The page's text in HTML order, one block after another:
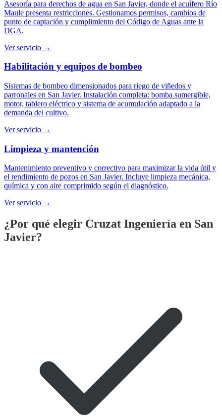
Asesoría para derechos de agua en San Javier, donde el acuífero Río
Maule presenta restricciones. Gestionamos permisos, cambios de
punto de captación y cumplimiento del Código de Aguas ante la
DGA.
Ver servicio →
Habilitación y equipos de bombeo
Sistemas de bombeo dimensionados para riego de viñedos y
parronales en San Javier. Instalación completa: bomba sumergible,
motor, tablero eléctrico y sistema de acumulación adaptado a la
demanda del cultivo.
Ver servicio →
Limpieza y mantención
Mantenimiento preventivo y correctivo para maximizar la vida útil y
el rendimiento de pozos en San Javier. Incluye limpieza mecánica,
química y con aire comprimido según el diagnóstico.
Ver servicio →
¿Por qué elegir Cruzat Ingeniería en San
Javier?